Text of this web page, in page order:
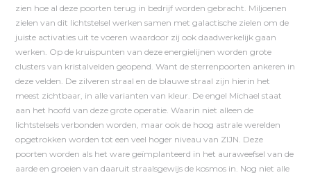
zien hoe al deze poorten terug in bedrijf worden gebracht. Miljoenen
zielen van dit lichtstelsel werken samen met galactische zielen om de
juiste activaties uit te voeren waardoor zij ook daadwerkelijk gaan
werken. Op de kruispunten van deze energielijnen worden grote
clusters van kristalvelden geopend. Want de sterrenpoorten ankeren in
deze velden. De zilveren straal en de blauwe straal zijn hierin het
meest zichtbaar, in alle varianten van kleur. De engel Michael staat
aan het hoofd van deze grote operatie. Waarin niet alleen de
lichtstelsels verbonden worden, maar ook de hoog astrale werelden
opgetrokken worden tot een veel hoger niveau van ZIJN. Deze
poorten worden als het ware geïmplanteerd in het auraweefsel van de
aarde en groeien van daaruit straalsgewijs de kosmos in. Nog niet alle